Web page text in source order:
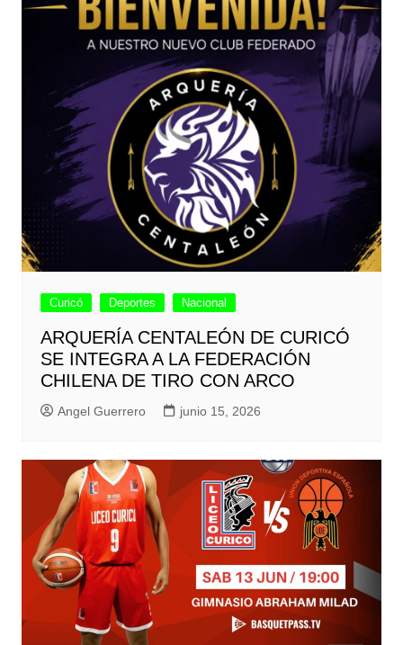
Curicó Deportes Nacional
ARQUERÍA CENTALEÓN DE CURICÓ
SE INTEGRA A LA FEDERACIÓN
CHILENA DE TIRO CON ARCO
Angel Guerrero junio 15, 2026